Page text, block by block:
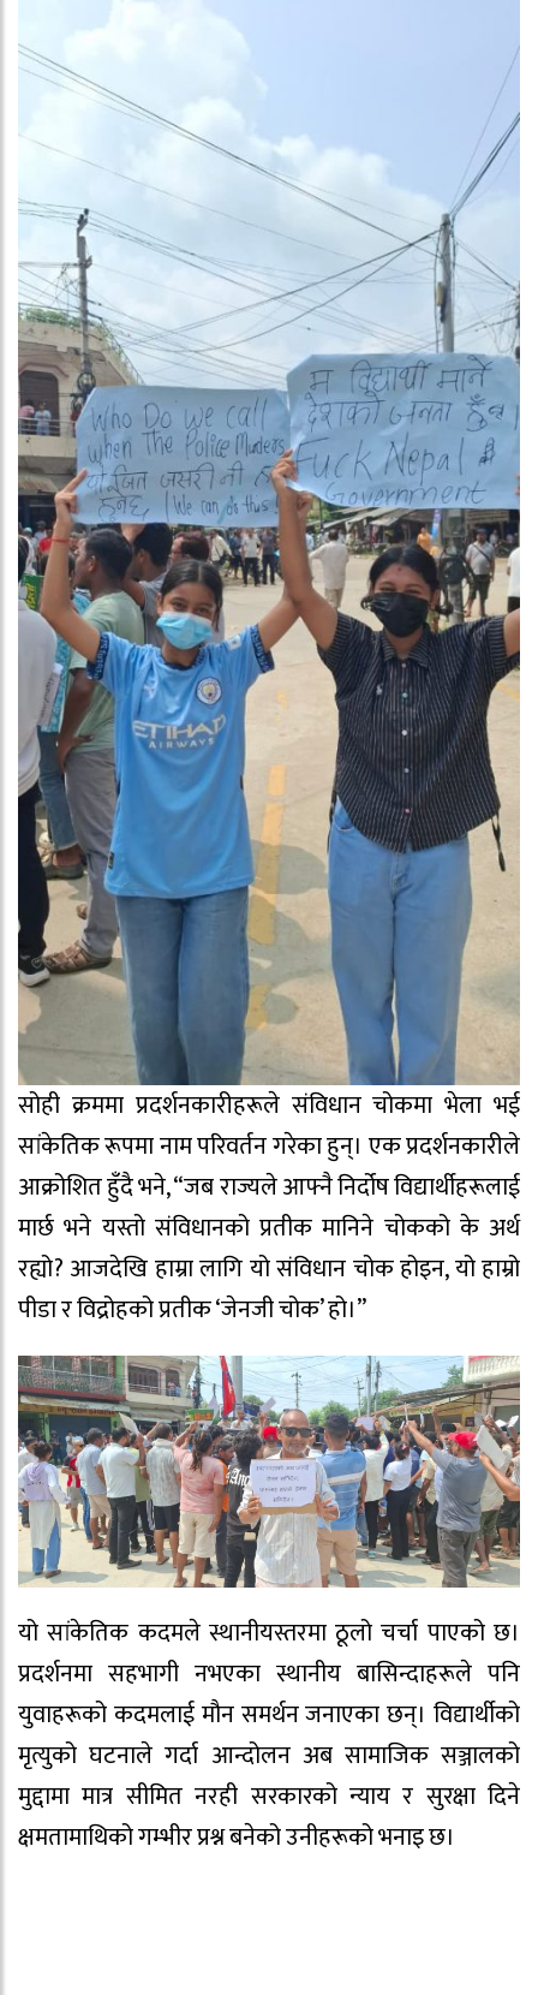
सोही क्रममा प्रदर्शनकारीहरूले संविधान चोकमा भेला भई
सांकेतिक रूपमा नाम परिवर्तन गरेका हुन्। एक प्रदर्शनकारीले
आक्रोशित हुँदै भने, “जब राज्यले आफ्नै निर्दोष विद्यार्थीहरूलाई
मार्छ भने यस्तो संविधानको प्रतीक मानिने चोकको के अर्थ
रह्यो? आजदेखि हाम्रा लागि यो संविधान चोक होइन, यो हाम्रो
पीडा र विद्रोहको प्रतीक ‘जेनजी चोक’ हो।”
यो सांकेतिक कदमले स्थानीयस्तरमा ठूलो चर्चा पाएको छ।
प्रदर्शनमा सहभागी नभएका स्थानीय बासिन्दाहरूले पनि
युवाहरूको कदमलाई मौन समर्थन जनाएका छन्। विद्यार्थीको
मृत्युको घटनाले गर्दा आन्दोलन अब सामाजिक सञ्जालको
मुद्दामा मात्र सीमित नरही सरकारको न्याय र सुरक्षा दिने
क्षमतामाथिको गम्भीर प्रश्न बनेको उनीहरूको भनाइ छ।